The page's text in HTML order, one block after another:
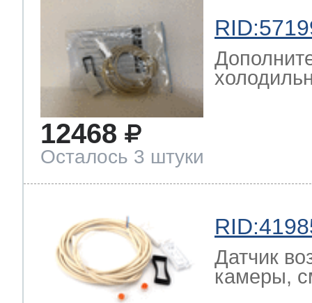
12468
Осталось 3 штуки
Датчик
камеры,